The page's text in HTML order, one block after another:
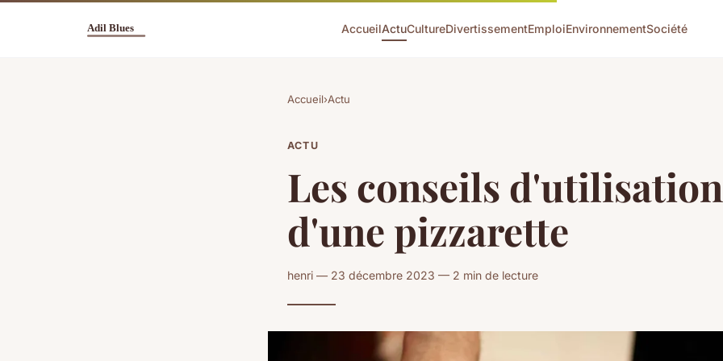
AccueilActuCultureDivertissementEmploiEnvironnementSociété
Accueil›Actu
ACTU
Les conseils d'utilisation
d'une pizzarette
henri — 23 décembre 2023 — 2 min de lecture